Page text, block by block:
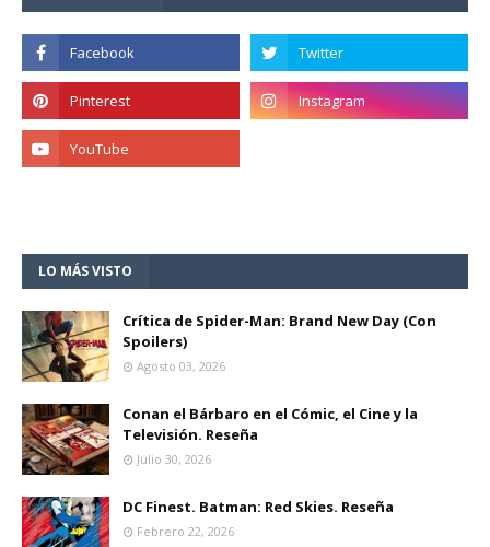
LO MÁS VISTO
Crítica de Spider-Man: Brand New Day (Con
Spoilers)
Agosto 03, 2026
Conan el Bárbaro en el Cómic, el Cine y la
Televisión. Reseña
Julio 30, 2026
DC Finest. Batman: Red Skies. Reseña
Febrero 22, 2026